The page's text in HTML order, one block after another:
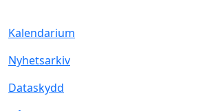
Kalendarium
Nyhetsarkiv
Dataskydd